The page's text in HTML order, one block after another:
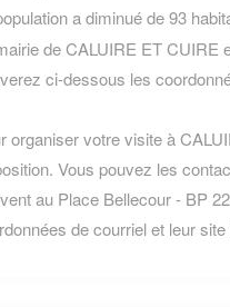
a diminué de 93
de CALUIRE ET CUIRE
ci-dessous les
organiser votre visite à
Vous pouvez les
au Place Bellecour - BP
de courriel et leur